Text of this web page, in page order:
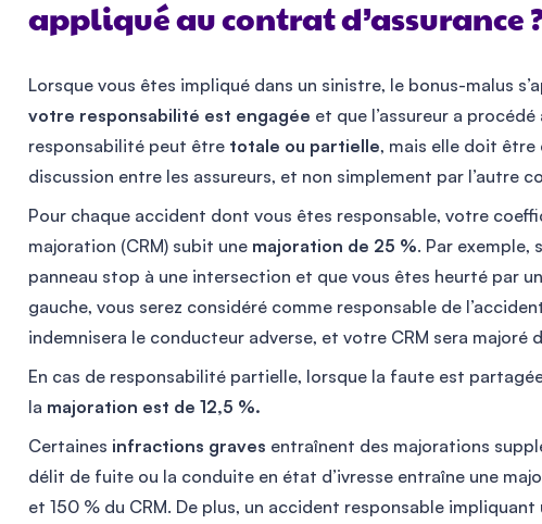
appliqué au contrat d’assurance
Lorsque vous êtes impliqué dans un sinistre, le bonus-malus
votre responsabilité est engagée et que l’assureur a
responsabilité peut être totale ou partielle, mais elle doit être
discussion entre les assureurs, et non simplement par l’autre
Pour chaque accident dont vous êtes responsable, votre
majoration (CRM) subit une majoration de 25 %. Par exemple,
panneau stop à une intersection et que vous êtes heurté par
gauche, vous serez considéré comme responsable de
indemnisera le conducteur adverse, et votre CRM sera majoré
En cas de responsabilité partielle, lorsque la faute est
la majoration est de 12,5 %.
Certaines infractions graves entraînent des majorations
délit de fuite ou la conduite en état d’ivresse entraîne une
et 150 % du CRM. De plus, un accident responsable